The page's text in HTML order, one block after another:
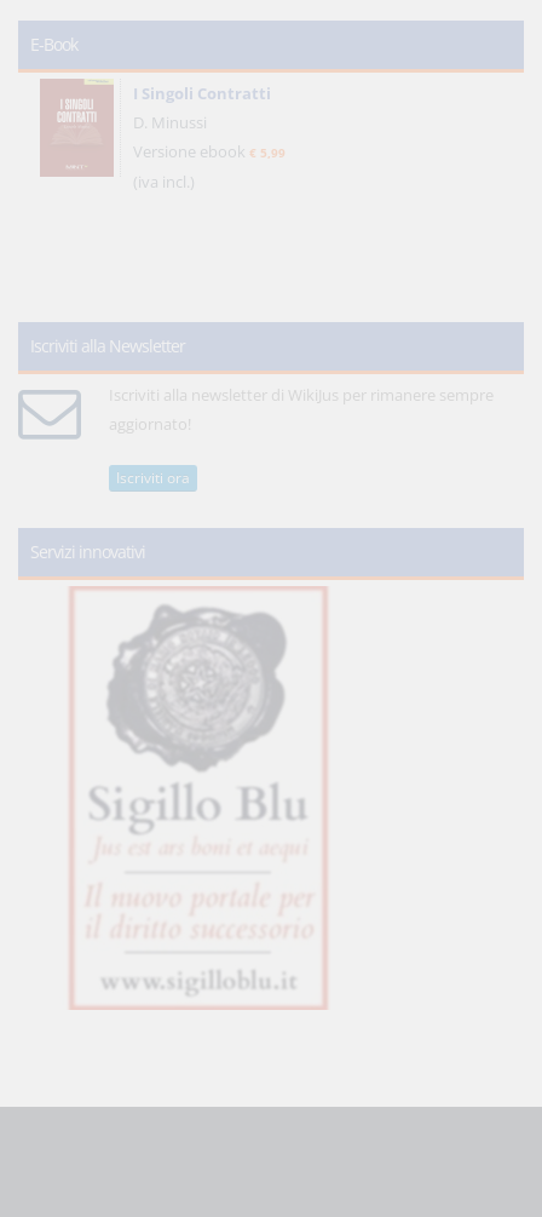
E-Book
I Singoli Contratti
D. Minussi
Versione ebook € 5,99
(iva incl.)
Iscriviti alla Newsletter
Iscriviti alla newsletter di WikiJus per rimanere sempre
aggiornato!
Iscriviti ora
Servizi innovativi